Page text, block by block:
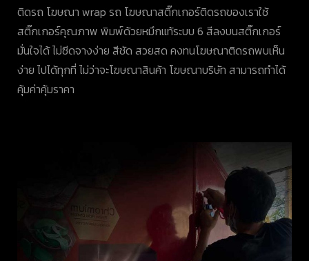
ติดรถ โฆษณา wrap รถ โฆษณาสติ๊กเกอร์ติดรถของเราใช้
สติ๊กเกอร์คุณภาพ พิมพ์ด้วยหมึกแท้ระบบ 6 สีลงบนสติ๊กเกอร์
มั่นใจได้ ไม่ซีดจางง่าย สีชัด สวยสด คงทนโฆษณาติดรถพบเห็น
ง่าย ไปได้ทุกที่ ไม่ว่าจะโฆษณาสินค้า โฆษณาบริษัท สามารถทำได้
คุ้มค่าคุ้มราคา